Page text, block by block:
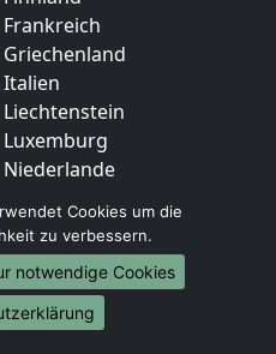
Berlin
Hamburg
Cookies um die
zu verbessern.
notwendige Cookies